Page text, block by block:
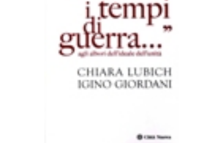
AGGIUNGI AL CARRELLO